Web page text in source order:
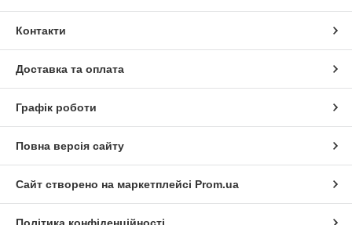
Контакти
Доставка та оплата
Графік роботи
Повна версія сайту
Сайт створено на маркетплейсі Prom.ua